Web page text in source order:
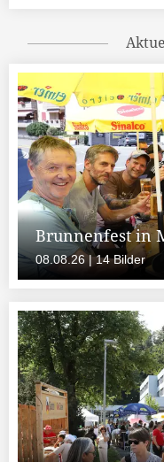
Brunnenfest in
08.08.26 | 14 Bilder